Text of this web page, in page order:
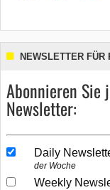
NEWSLETTER FÜR
Abonnieren Sie
Newsletter:
Daily
der Woche
Weekly